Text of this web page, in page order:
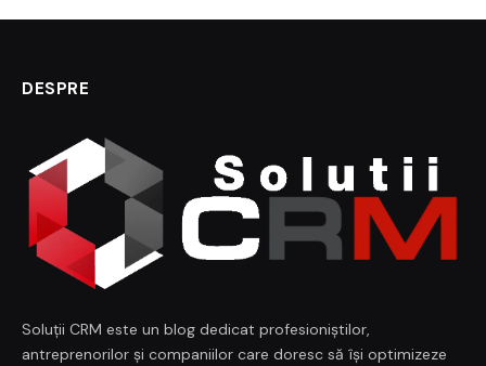
DESPRE
Soluții CRM este un blog dedicat profesioniștilor,
antreprenorilor și companiilor care doresc să își optimizeze